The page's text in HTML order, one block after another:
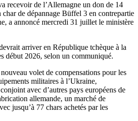
recevoir de l’Allemagne un don de 14
de dépannage Büffel 3 en contrepartie
a annoncé mercredi 31 juillet le ministère
arriver en République tchèque à la
début 2026, selon un communiqué.
volet de compensations pour les
militaires à l’Ukraine,
avec d’autres pays européens de
allemande, un marché de
jusqu’à 77 chars achetés par les